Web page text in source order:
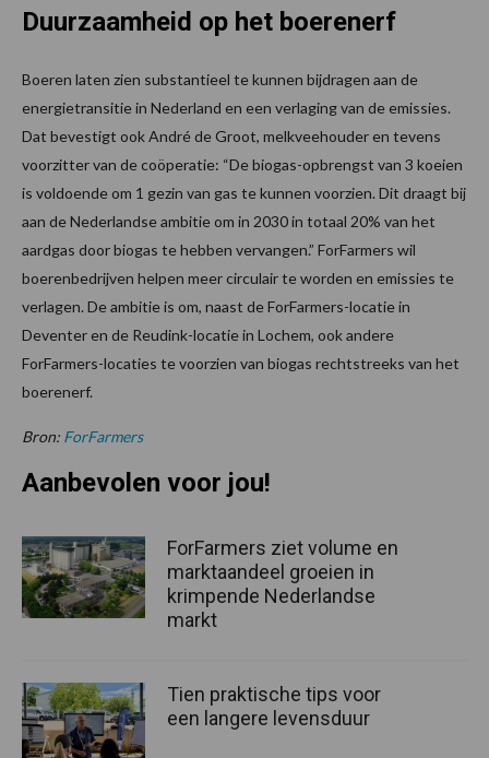
Duurzaamheid op het boerenerf
Boeren laten zien substantieel te kunnen bijdragen aan de
energietransitie in Nederland en een verlaging van de emissies.
Dat bevestigt ook André de Groot, melkveehouder en tevens
voorzitter van de coöperatie: “De biogas-opbrengst van 3 koeien
is voldoende om 1 gezin van gas te kunnen voorzien. Dit draagt bij
aan de Nederlandse ambitie om in 2030 in totaal 20% van het
aardgas door biogas te hebben vervangen.” ForFarmers wil
boerenbedrijven helpen meer circulair te worden en emissies te
verlagen. De ambitie is om, naast de ForFarmers-locatie in
Deventer en de Reudink-locatie in Lochem, ook andere
ForFarmers-locaties te voorzien van biogas rechtstreeks van het
boerenerf.
Bron: ForFarmers
Aanbevolen voor jou!
ForFarmers ziet volume en
marktaandeel groeien in
krimpende Nederlandse
markt
Tien praktische tips voor
een langere levensduur